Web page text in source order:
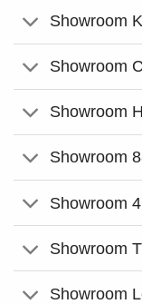
Showroom
Showroom
Showroom
Showroom
Showroom
Showroom
Showroom